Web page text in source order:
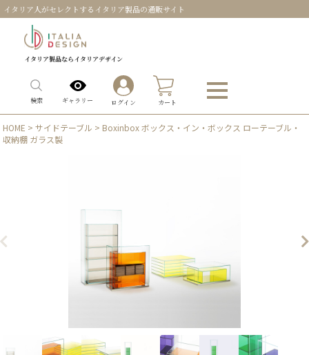
イタリア人がセレクトするイタリア製品の通販サイト
イタリア製品ならイタリアデザイン
検索 ギャラリー ログイン カート
HOME >サイドテーブル > Boxinbox ボックス・イン・ボックス ローテーブル・
収納棚 ガラス製